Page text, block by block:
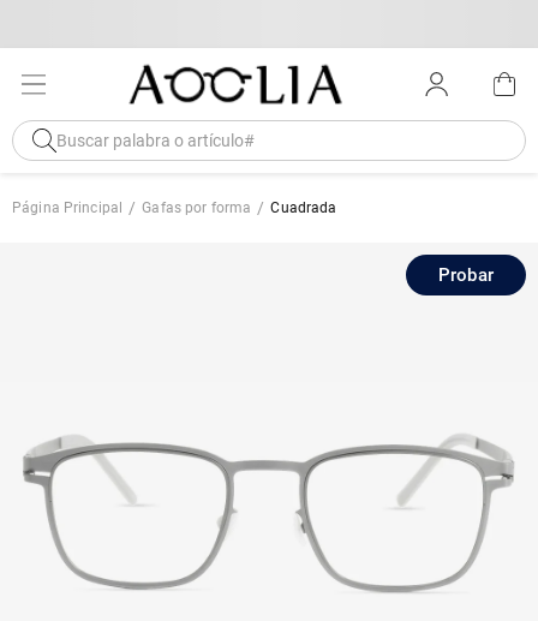
Página Principal Gafas por forma Cuadrada
Probar